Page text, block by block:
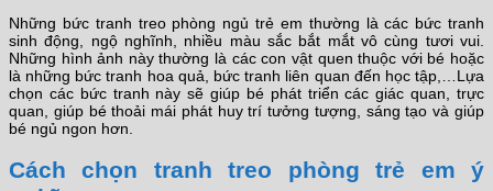
Những bức tranh treo phòng ngủ trẻ em thường là các bức tranh
sinh động, ngộ nghĩnh, nhiều màu sắc bắt mắt vô cùng tươi vui.
Những hình ảnh này thường là các con vật quen thuộc với bé hoặc
là những bức tranh hoa quả, bức tranh liên quan đến học tập,…Lựa
chọn các bức tranh này sẽ giúp bé phát triển các giác quan, trực
quan, giúp bé thoải mái phát huy trí tưởng tượng, sáng tạo và giúp
bé ngủ ngon hơn.
Cách chọn tranh treo phòng trẻ em ý